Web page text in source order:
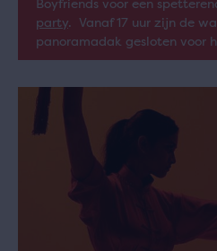
Boyfriends voor een
party. Vanaf 17 uur zijn de
panoramadak gesloten voor